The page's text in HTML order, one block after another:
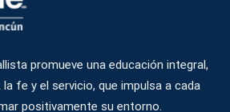
promueve una educación integral,
fe y el servicio, que impulsa a cada
positivamente su entorno.